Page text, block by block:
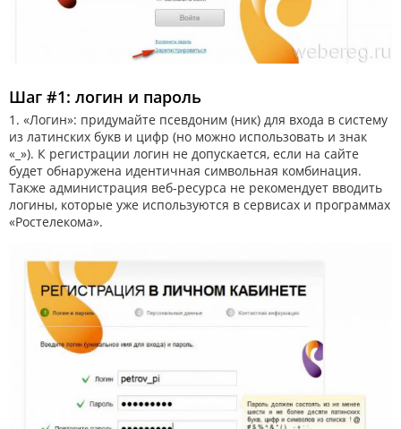
Шаг #1: логин и пароль
1. «Логин»: придумайте псевдоним (ник) для входа в систему
из латинских букв и цифр (но можно использовать и знак
«_»). К регистрации логин не допускается, если на сайте
будет обнаружена идентичная символьная комбинация.
Также администрация веб-ресурса не рекомендует вводить
логины, которые уже используются в сервисах и программах
«Ростелекома».